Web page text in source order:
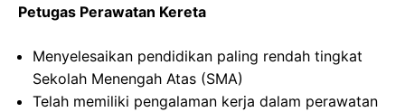
Petugas Perawatan Kereta
Menyelesaikan pendidikan paling rendah tingkat
Sekolah Menengah Atas (SMA)
Telah memiliki pengalaman kerja dalam perawatan